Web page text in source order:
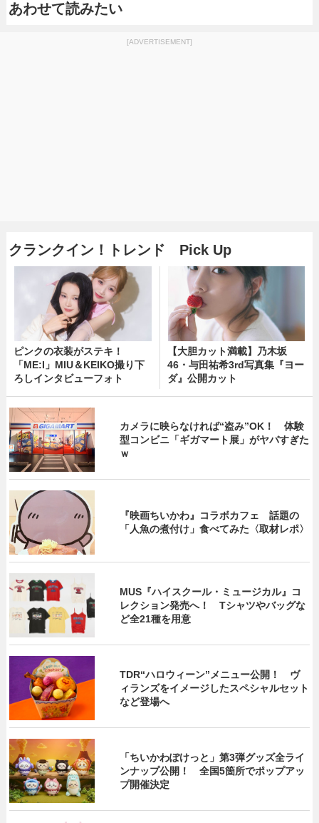
あわせて読みたい
[ADVERTISEMENT]
クランクイン！トレンド Pick Up
ピンクの衣装がステキ！
「ME:I」MIU＆KEIKO撮り下
ろしインタビューフォト
【大胆カット満載】乃木坂
46・与田祐希3rd写真集『ヨー
ダ』公開カット
カメラに映らなければ“盗み”OK！ 体験
型コンビニ「ギガマート展」がヤバすぎた
ｗ
『映画ちいかわ』コラボカフェ 話題の
「人魚の煮付け」食べてみた〈取材レポ〉
MUS『ハイスクール・ミュージカル』コ
レクション発売へ！ Tシャツやバッグな
ど全21種を用意
TDR“ハロウィーン”メニュー公開！ ヴ
ィランズをイメージしたスペシャルセット
など登場へ
「ちいかわぽけっと」第3弾グッズ全ライ
ンナップ公開！ 全国5箇所でポップアッ
プ開催決定